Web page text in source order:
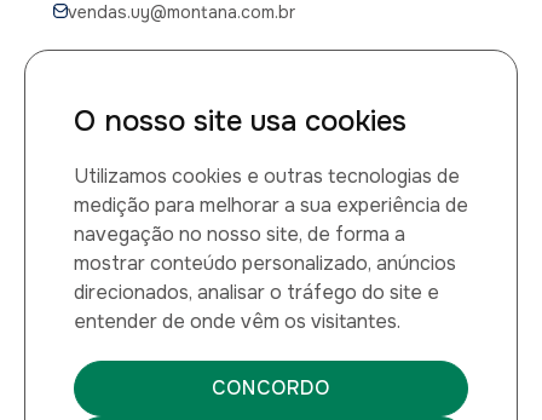
O nosso site usa cookies
Utilizamos cookies e outras tecnologias de
medição para melhorar a sua experiência de
navegação no nosso site, de forma a
mostrar conteúdo personalizado, anúncios
direcionados, analisar o tráfego do site e
entender de onde vêm os visitantes.
CONCORDO
vendas.uy@montana.com.br
CANAIS DE ATENDIMENTO
Canal de atendimento médico
0800 014 1149
Montana Química LTDA
CNPJ: 60.884.459/0001-27